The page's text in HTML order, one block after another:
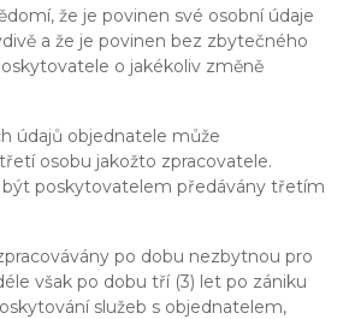
že je povinen své osobní údaje
a že je povinen bez zbytečného
o jakékoliv změně
údajů objednatele může
osobu jakožto zpracovatele.
poskytovatelem předávány třetím
po dobu nezbytnou pro
však po dobu tří (3) let po zániku
služeb s objednatelem,